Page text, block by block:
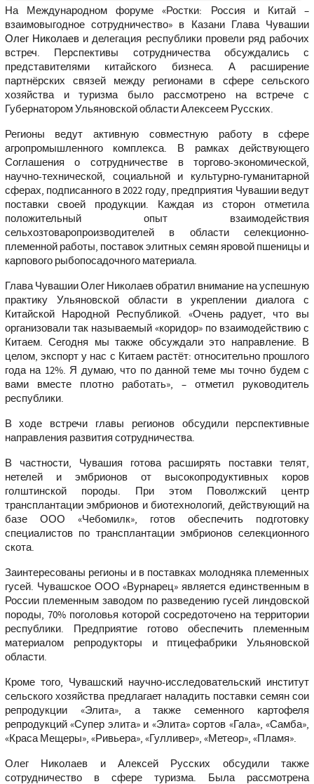
На Международном форуме «Ростки: Россия и Китай –
взаимовыгодное сотрудничество» в Казани Глава Чувашии
Олег Николаеви делегация республики провели ряд рабочих
встреч. Перспективы сотрудничества обсуждались с
представителями китайского бизнеса. А расширение
партнёрских связей между регионами в сфере сельского
хозяйства и туризма было рассмотрено на встрече с
Губернатором Ульяновской области Алексеем Русских.
Регионы ведут активную совместную работу в сфере
агропромышленного комплекса. В рамках действующего
Соглашения о сотрудничестве в торгово-экономической,
научно-технической, социальной и культурно-гуманитарной
сферах, подписанного в 2022 году, предприятия Чувашии ведут
поставки своей продукции. Каждая из сторон отметила
положительный опыт взаимодействия
сельхозтоваропроизводителей в области селекционно-
племенной работы, поставок элитных семян яровой пшеницы и
карпового рыбопосадочного материала.
Глава Чувашии Олег Николаев обратил внимание на успешную
практику Ульяновской области в укреплении диалога с
Китайской Народной Республикой. «Очень радует, что вы
организовали так называемый «коридор» по взаимодействию с
Китаем. Сегодня мы также обсуждали это направление. В
целом, экспорт у нас с Китаем растёт: относительно прошлого
года на 12%. Я думаю, что по данной теме мы точно будем с
вами вместе плотно работать», – отметил руководитель
республики.
В ходе встречи главы регионов обсудили перспективные
направления развития сотрудничества.
В частности, Чувашия готова расширять поставки телят,
нетелей и эмбрионов от высокопродуктивных коров
голштинской породы. При этом Поволжский центр
трансплантации эмбрионов и биотехнологий, действующий на
базе ООО «Чебомилк», готов обеспечить подготовку
специалистов по трансплантации эмбрионов селекционного
скота.
Заинтересованы регионы и в поставках молодняка племенных
гусей. Чувашское ООО «Вурнарец» является единственным в
России племенным заводом по разведению гусей линдовской
породы, 70% поголовья которой сосредоточено на территории
республики. Предприятие готово обеспечить племенным
материалом репродукторы и птицефабрики Ульяновской
области.
Кроме того, Чувашский научно-исследовательский институт
сельского хозяйства предлагает наладить поставки семян сои
репродукции «Элита», а также семенного картофеля
репродукций «Супер элита» и «Элита» сортов «Гала», «Самба»,
«Краса Мещеры», «Ривьера», «Гулливер», «Метеор», «Пламя».
Олег Николаев и Алексей Русских обсудили также
сотрудничество в сфере туризма. Была рассмотрена